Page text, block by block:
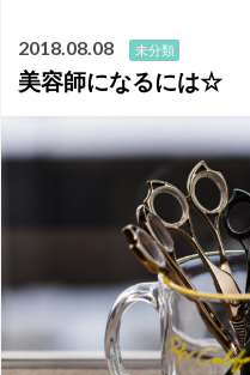
2018.08.08 未分類
美容師になるには☆